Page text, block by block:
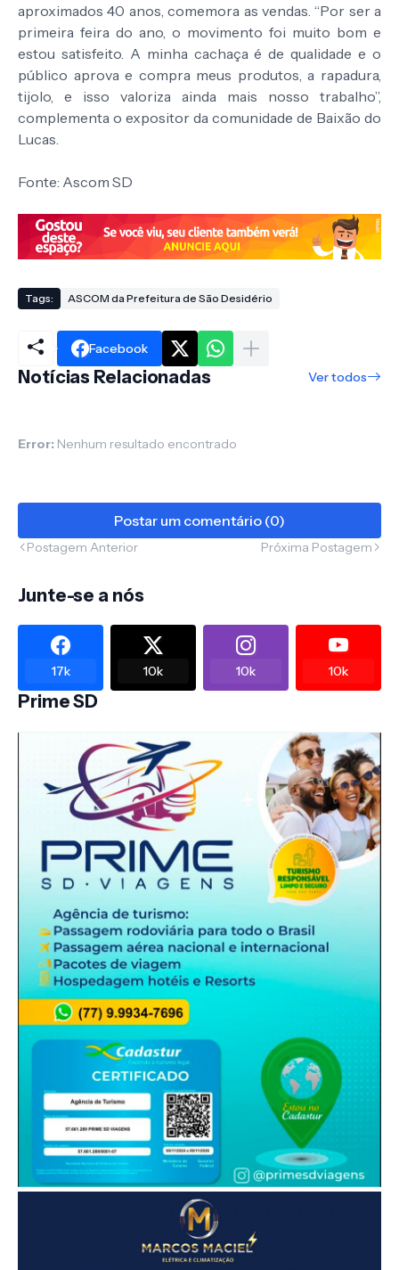
aproximados 40 anos, comemora as vendas. “Por ser a
primeira feira do ano, o movimento foi muito bom e
estou satisfeito. A minha cachaça é de qualidade e o
público aprova e compra meus produtos, a rapadura,
tijolo, e isso valoriza ainda mais nosso trabalho”,
complementa o expositor da comunidade de Baixão do
Lucas.
Fonte: Ascom SD
Tags: ASCOM da Prefeitura de São Desidério
Facebook
Notícias Relacionadas Ver todos
Error: Nenhum resultado encontrado
Postar um comentário (0)
Postagem Anterior Próxima Postagem
Junte-se a nós
17k 10k 10k 10k
Prime SD